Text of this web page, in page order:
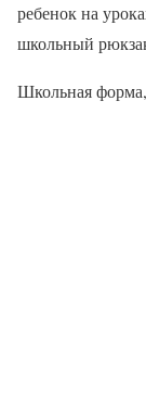
ребенок на
школьный
Школьная